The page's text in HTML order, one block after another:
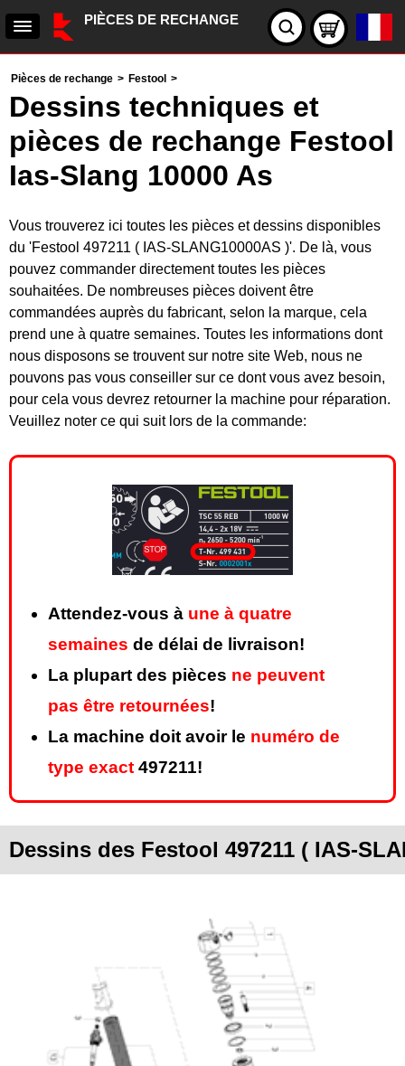
PIÈCES DE RECHANGE
Pièces de rechange > Festool >
Dessins techniques et
pièces de rechange Festool
Ias-Slang 10000 As
Vous trouverez ici toutes les pièces et dessins disponibles
du 'Festool 497211 ( IAS-SLANG10000AS )'. De là, vous
pouvez commander directement toutes les pièces
souhaitées. De nombreuses pièces doivent être
commandées auprès du fabricant, selon la marque, cela
prend une à quatre semaines. Toutes les informations dont
nous disposons se trouvent sur notre site Web, nous ne
pouvons pas vous conseiller sur ce dont vous avez besoin,
pour cela vous devrez retourner la machine pour réparation.
Veuillez noter ce qui suit lors de la commande:
Attendez-vous à une à quatre
semaines de délai de livraison!
La plupart des pièces ne peuvent
pas être retournées!
La machine doit avoir le numéro de
type exact 497211!
Dessins des Festool 497211 ( IAS-